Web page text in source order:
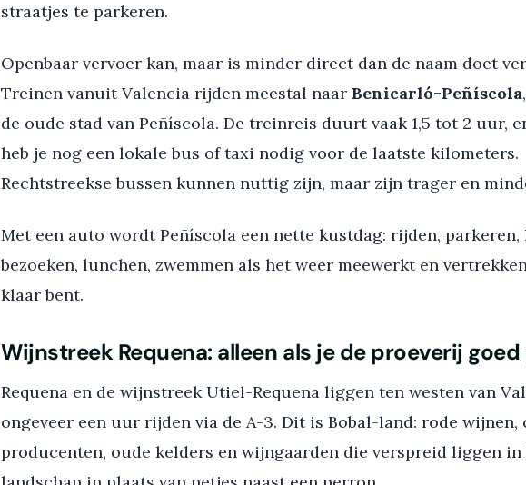
straatjes te parkeren.
Openbaar vervoer kan, maar is minder direct dan de naam doet
Treinen vanuit Valencia rijden meestal naar Benicarló-Peñíscola
de oude stad van Peñíscola. De treinreis duurt vaak 1,5 tot 2 uur,
heb je nog een lokale bus of taxi nodig voor de laatste kilometers.
Rechtstreekse bussen kunnen nuttig zijn, maar zijn trager en
Met een auto wordt Peñíscola een nette kustdag: rijden, parkeren,
bezoeken, lunchen, zwemmen als het weer meewerkt en
klaar bent.
Wijnstreek Requena: alleen als je de proeverij
Requena en de wijnstreek Utiel-Requena liggen ten westen van
ongeveer een uur rijden via de A-3. Dit is Bobal-land: rode wijnen,
producenten, oude kelders en wijngaarden die verspreid liggen in